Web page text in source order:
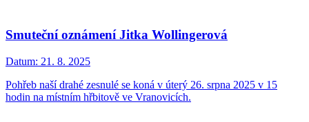
Smuteční oznámení Jitka Wollingerová
Datum: 21. 8. 2025
Pohřeb naší drahé zesnulé se koná v úterý 26. srpna 2025 v 15
hodin na místním hřbitově ve Vranovicích.